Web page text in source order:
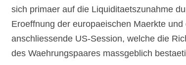
sich primaer auf die Liquiditaetszunahme
Eroeffnung der europaeischen Maerkte und
anschliessende US-Session, welche die
des Waehrungspaares massgeblich